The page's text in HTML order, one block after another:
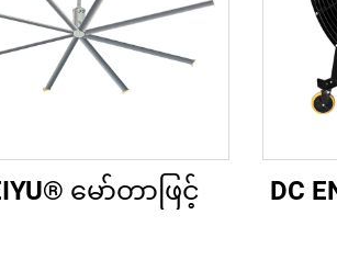
မော်တာဖြင့်
DC